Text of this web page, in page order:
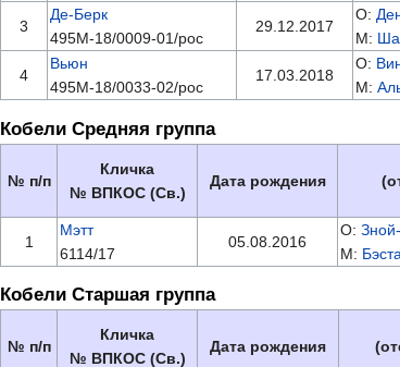
3
Де-Берк
495М-18/0009-01/рос
29.12.2017
О:
М:
4
Вьюн
495М-18/0033-02/рос
17.03.2018
О:
М:
Кобели Средняя группа
№ п/п
Кличка
№ ВПКОС (Св.)
Дата рождения
1
Мэтт
6114/17
05.08.2016
О:
М: Бэста
Кобели Старшая группа
№ п/п
Кличка
№ ВПКОС (Св.)
Дата рождения